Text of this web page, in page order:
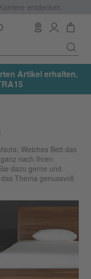
entdecken.
Artikel erhalten.
Welches Bett das
nach Ihren
dazu gerne und
Thema genussvoll